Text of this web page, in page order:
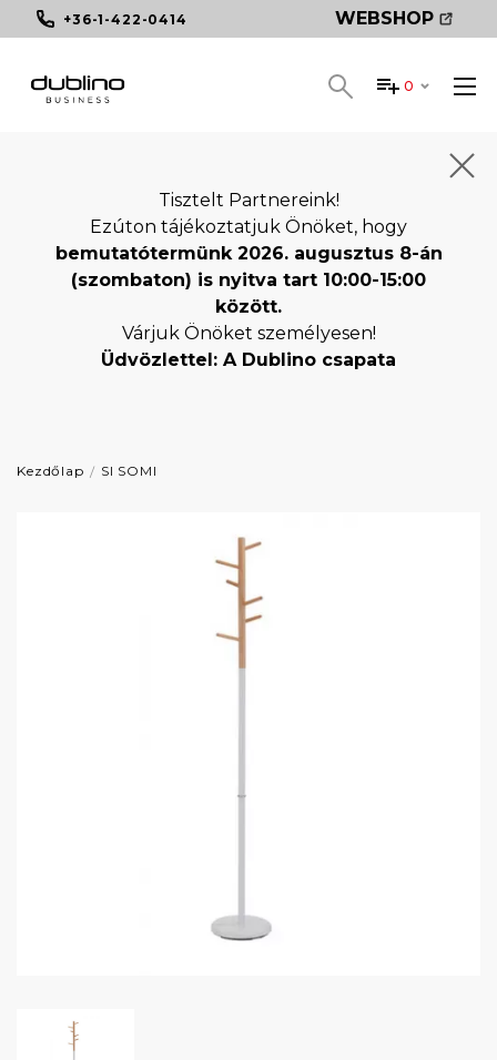
+36-1-422-0414 WEBSHOP
0
Tisztelt Partnereink!
Ezúton tájékoztatjuk Önöket, hogy
bemutatótermünk 2026. augusztus 8-án
(szombaton) is nyitva tart 10:00-15:00
között.
Várjuk Önöket személyesen!
Üdvözlettel: A Dublino csapata
Kezdőlap SI SOMI